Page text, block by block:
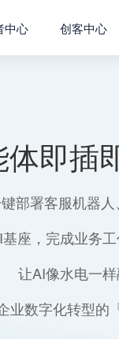
中心 创客中心
即插
部署客服机器
座，完成业务
让AI像水电一
数字化转型的「